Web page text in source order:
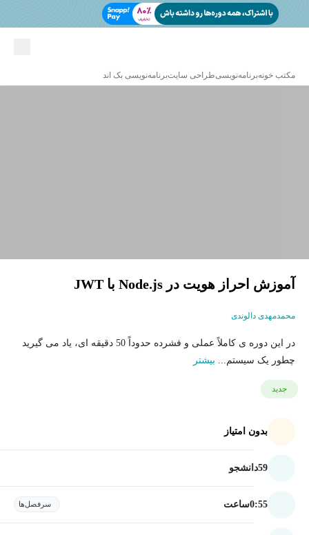
مکتب خونهبرنامه‌نویسیطراحی سایتبرنامه‌نویسی بک اند
آموزش احراز هویت در Node.js با JWT
محمدمهدی دالوندی
در این دوره ی کاملاً عملی و فشرده حدوداً 50 دقیقه ای، یاد می گیرید
چطور یک سیستم... بیشتر
جدید
بدون امتیاز
59دانشجو
0:55ساعت سرفصل‌ها